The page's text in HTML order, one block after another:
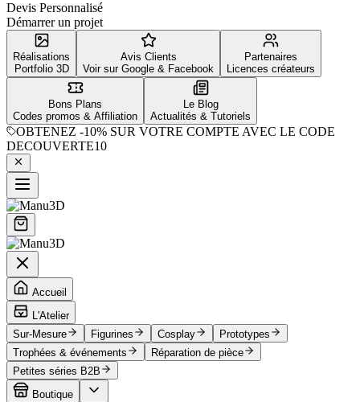
Devis Personnalisé
Démarrer un projet
Réalisations
Portfolio 3D
Avis Clients
Voir sur Google & Facebook
Partenaires
Licences créateurs
Bons Plans
Codes promos & Affiliation
Le Blog
Actualités & Tutoriels
OBTENEZ -10% SUR VOTRE COMPTE AVEC LE CODE
DECOUVERTE10
Accueil
L'Atelier
Sur-Mesure
Figurines Cosplay
Prototypes
Trophées & événements
Réparation de pièce
Petites séries B2B
Boutique